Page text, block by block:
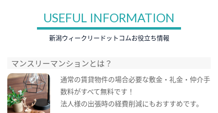
USEFUL INFORMATION
新潟ウィークリードットコムお役立ち情報
マンスリーマンションとは？
通常の賃貸物件の場合必要な敷金・礼金・仲介手
数料がすべて無料です！
法人様の出張時の経費削減にもおすすめです。